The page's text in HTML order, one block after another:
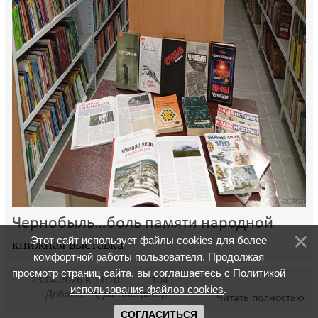
Чернобыль…боль памяти народной
книжная выставка
23.04.2026 в 11:10
104
ДобавилАдминистратор Читать полностью
Этот сайт использует файлы cookies для более
комфортной работы пользователя. Продолжая
просмотр страниц сайта, вы соглашаетесь с Политикой
использования файлов cookies.
СОГЛАСИТЬСЯ